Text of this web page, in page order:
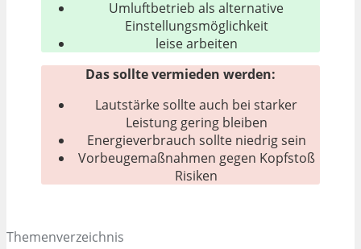
Umluftbetrieb als alternative
Einstellungsmöglichkeit
leise arbeiten
Das sollte vermieden werden:
Lautstärke sollte auch bei starker
Leistung gering bleiben
Energieverbrauch sollte niedrig sein
Vorbeugemaßnahmen gegen Kopfstoß
Risiken
Themenverzeichnis